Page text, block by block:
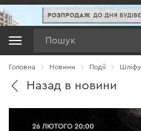
Головна Новини Події
Назад в новини